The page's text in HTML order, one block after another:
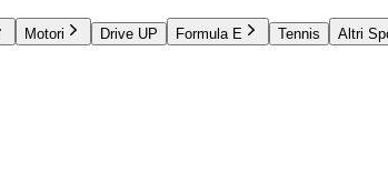
Motori Drive UP Formula E Tennis Altri